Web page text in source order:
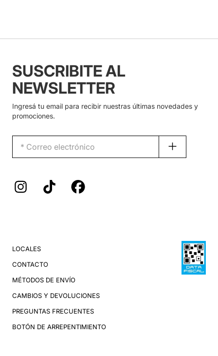
SUSCRIBITE AL
NEWSLETTER
Ingresá tu email para recibir nuestras últimas novedades y
promociones.
LOCALES
CONTACTO
MÉTODOS DE ENVÍO
CAMBIOS Y DEVOLUCIONES
PREGUNTAS FRECUENTES
BOTÓN DE ARREPENTIMIENTO